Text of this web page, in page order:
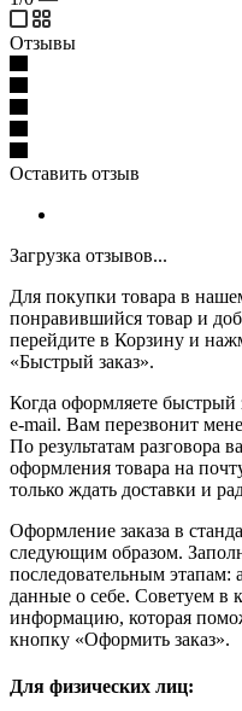
Отзывы
Оставить отзыв
Загрузка отзывов...
Для покупки товара в
понравившийся товар и
перейдите в Корзину и
«Быстрый заказ».
Когда оформляете
e-mail. Вам перезвонит
По результатам разговора
оформления товара на
только ждать доставки и
Оформление заказа в
следующим образом.
последовательным этапам:
данные о себе. Советуем в
информацию, которая
кнопку «Оформить заказ».
Для физических лиц: